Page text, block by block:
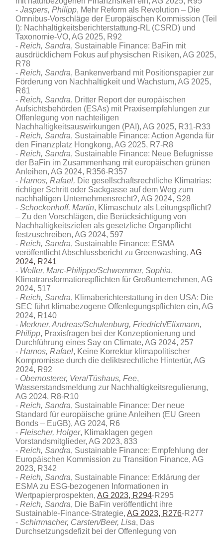
Jaspers, Philipp, Mehr Reform als Revolution – Die
Omnibus-Vorschläge der Europäischen Kommission (Teil
I): Nachhaltigkeitsberichterstattung-RL (CSRD) und
Taxonomie-VO, AG 2025, R92
Reich, Sandra, Sustainable Finance: BaFin mit
ausdrücklichem Fokus auf physischen Risiken, AG 2025,
R78
Reich, Sandra, Bankenverband mit Positionspapier zur
Förderung von Nachhaltigkeit und Wachstum, AG 2025,
R61
Reich, Sandra, Dritter Report der europäischen
Aufsichtsbehörden (ESAs) mit Praxisempfehlungen zur
Offenlegung von nachteiligen
Nachhaltigkeitsauswirkungen (PAI), AG 2025, R31-R33
Reich, Sandra, Sustainable Finance: Action Agenda für
den Finanzplatz Hongkong, AG 2025, R7-R8
Reich, Sandra, Sustainable Finance: Neue Befugnisse
der BaFin im Zusammenhang mit europäischen grünen
Anleihen, AG 2024, R356-R357
Harnos, Rafael, Die gesellschaftsrechtliche Klimatrias:
richtiger Schritt oder Sackgasse auf dem Weg zum
nachhaltigen Unternehmensrecht?, AG 2024, S28
Schockenhoff, Martin, Klimaschutz als Leitungspflicht?
– Zu den Vorschlägen, die Berücksichtigung von
Nachhaltigkeitszielen als gesetzliche Organpflicht
festzuschreiben, AG 2024, 597
Reich, Sandra, Sustainable Finance: ESMA
veröffentlicht Abschlussbericht zu Greenwashing,AG
2024, R241
Weller, Marc-Philippe/Schwemmer, Sophia,
Klimatransformationspflichten für Großunternehmen, AG
2024, 517
Reich, Sandra, Klimaberichterstattung in den USA: Die
SEC führt klimabezogene Offenlegungspflichten ein, AG
2024, R140
Merkner, Andreas/Schulenburg, Friedrich/Elixmann,
Philipp, Praxisfragen bei der Konzeptionierung und
Durchführung eines Say on Climate, AG 2024, 257
Harnos, Rafael, Keine Korrektur klimapolitischer
Kompromisse durch die deliktsrechtliche Hintertür, AG
2024, R92
Obernosterer, Vera/Tüshaus, Fee,
Wasserstandsmeldung zur Nachhaltigkeitsregulierung,
AG 2024, R8-R10
Reich, Sandra, Sustainable Finance: Der neue
Standard für europäische grüne Anleihen (EU Green
Bonds – EuGB), AG 2024, R6
Fleischer, Holger, Klimaklagen gegen
Vorstandsmitglieder, AG 2023, 833
Reich, Sandra, Sustainable Finance: Empfehlung der
Europäischen Kommission zu Transition Finance, AG
2023, R342
Reich, Sandra, Sustainable Finance: Erklärung der
ESMA zu ESG-bezogenen Informationen in
Wertpapierprospekten,AG 2023, R294-R295
Reich, Sandra, Die BaFin veröffentlicht ihre
Sustainable-Finance-Strategie,AG 2023, R276-R277
Schirrmacher, Carsten/Beer, Lisa, Das
Durchsetzungsdefizit bei der Offenlegung von